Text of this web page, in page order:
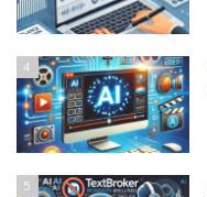
4
5